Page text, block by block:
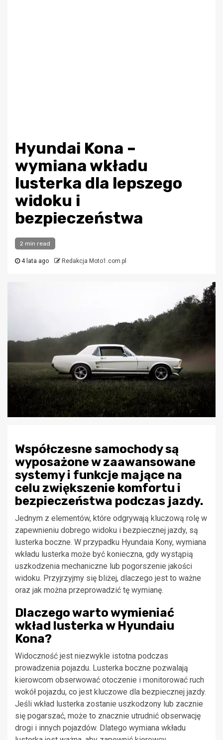
Hyundai Kona –
wymiana wkładu
lusterka dla lepszego
widoku i
bezpieczeństwa
2 min read
4 lata ago Redakcja Moto1.com.pl
Współczesne samochody są
wyposażone w zaawansowane
systemy i funkcje mające na
celu zwiększenie komfortu i
bezpieczeństwa podczas jazdy.
Jednym z elementów, które odgrywają kluczową rolę w
zapewnieniu dobrego widoku i bezpiecznej jazdy, są
lusterka boczne. W przypadku Hyundaia Kony, wymiana
wkładu lusterka może być konieczna, gdy wystąpią
uszkodzenia mechaniczne lub pogorszenie jakości
widoku. Przyjrzyjmy się bliżej, dlaczego jest to ważne
oraz jak można przeprowadzić tę wymianę.
Dlaczego warto wymieniać
wkład lusterka w Hyundaiu
Kona?
Widoczność jest niezwykle istotna podczas
prowadzenia pojazdu. Lusterka boczne pozwalają
kierowcom obserwować otoczenie i monitorować ruch
wokół pojazdu, co jest kluczowe dla bezpiecznej jazdy.
Jeśli wkład lusterka zostanie uszkodzony lub zacznie
się pogarszać, może to znacznie utrudnić obserwację
drogi i innych pojazdów. Dlatego wymiana wkładu